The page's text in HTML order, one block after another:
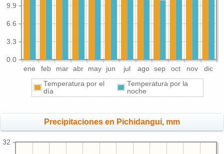
ene feb mar abr may jun jul ago sep oct nov dic
0.0
3.3
6.6
9.9
Temperatura por el
día
Temperatura por la
noche
Precipitaciones en Pichidangui, mm
32